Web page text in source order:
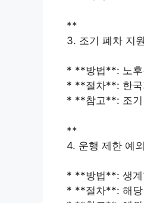
**
3. 조기 폐차 지
* **방법**: 노후
* **절차**: 한국
* **참고**: 조기
**
4. 운행 제한 예
* **방법**: 생계
* **절차**: 해당